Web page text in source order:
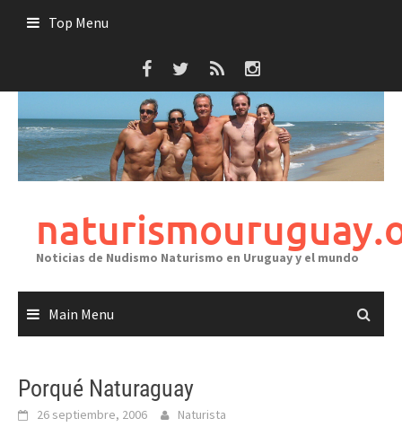
Top Menu
Noticias de Nudismo Naturismo en Uruguay y el mundo
Main Menu
Porqué Naturaguay
26 septiembre, 2006 Naturista